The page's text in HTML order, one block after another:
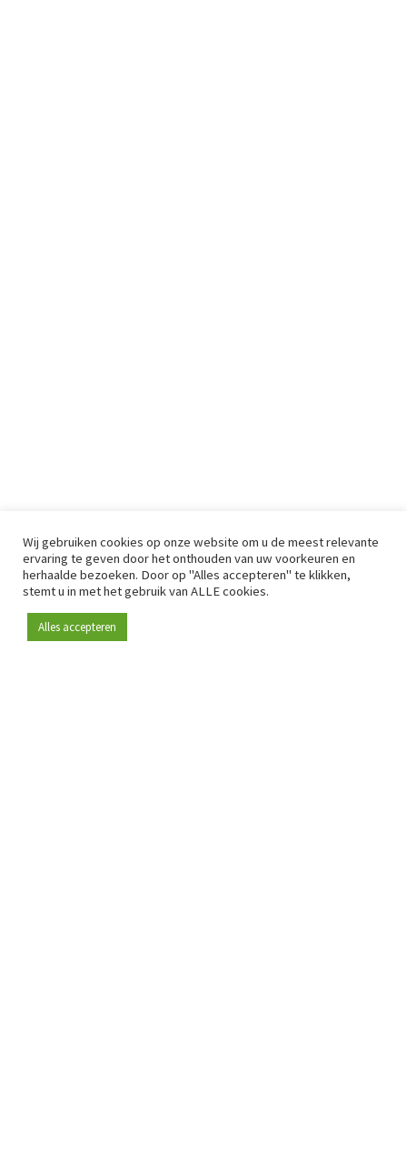
Wij gebruiken cookies op onze website om u de meest relevante
ervaring te geven door het onthouden van uw voorkeuren en
herhaalde bezoeken. Door op "Alles accepteren" te klikken,
stemt u in met het gebruik van ALLE cookies.
Alles accepteren